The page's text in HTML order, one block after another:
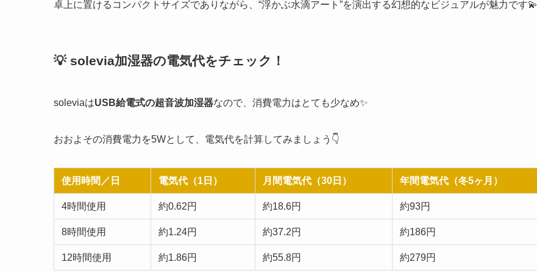
卓上に置けるコンパクトサイズでありながら、“浮かぶ水滴アート”を演出する幻想的なビジュアルが魅力です💫
💡 solevia加湿器の電気代をチェック！
soleviaはUSB給電式の超音波加湿器なので、消費電力はとても少なめ✨
おおよその消費電力を5Wとして、電気代を計算してみましょう👇
使用時間／日 電気代（1日） 月間電気代（30日） 年間電気代（冬5ヶ月）
4時間使用 約0.62円 約18.6円 約93円
8時間使用 約1.24円 約37.2円 約186円
12時間使用 約1.86円 約55.8円 約279円